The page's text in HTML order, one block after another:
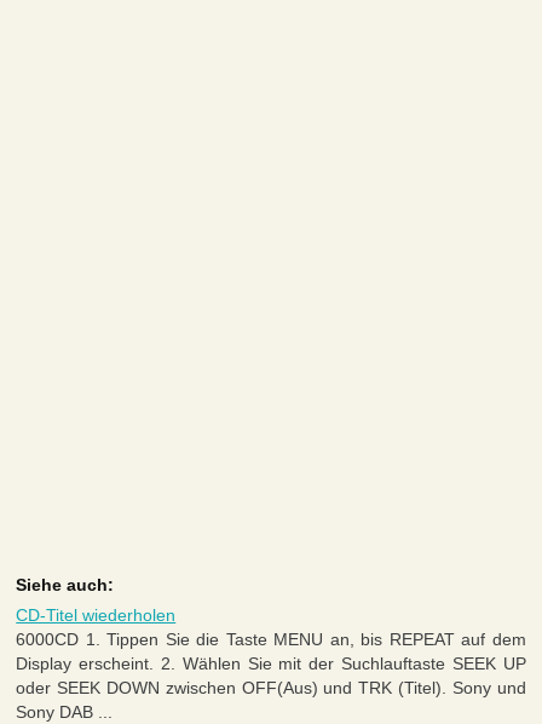
Siehe auch:
CD-Titel wiederholen
6000CD 1. Tippen Sie die Taste MENU an, bis REPEAT auf dem
Display erscheint. 2. Wählen Sie mit der Suchlauftaste SEEK UP
oder SEEK DOWN zwischen OFF(Aus) und TRK (Titel). Sony und
Sony DAB ...